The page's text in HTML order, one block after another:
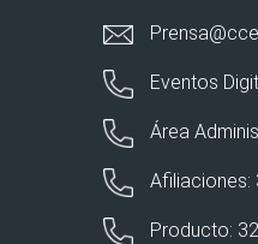
Eventos
Área
Afiliaciones:
Producto: